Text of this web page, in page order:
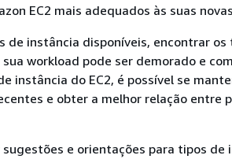
EC2 mais adequados às suas
de instância disponíveis, encontrar
workload pode ser demorado e
instância do EC2, é possível se
e obter a melhor relação entre
e orientações para tipos de